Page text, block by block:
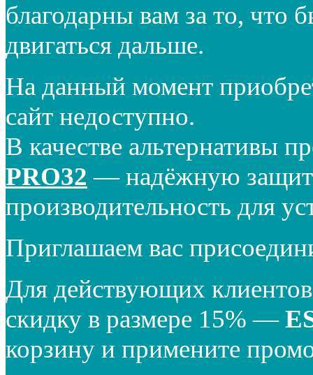
благодарны вам за то, что
двигаться дальше.
На данный момент
сайт недоступно.
В качестве альтернативы
PRO32 — надёжную
производительность для
Приглашаем вас
Для действующих
скидку в размере 15% —
корзину и примените